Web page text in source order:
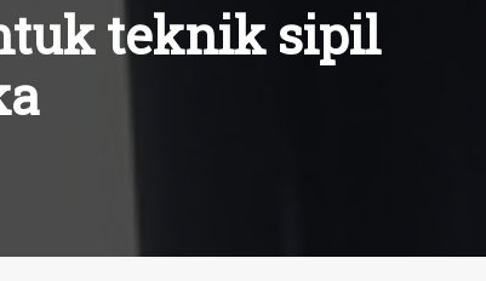
teknik sipil